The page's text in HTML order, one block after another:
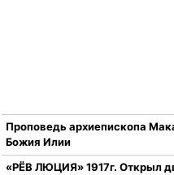
Проповедь архиепископа
Божия Илии
«РЁВ ЛЮЦИЯ» 1917г. Открыл